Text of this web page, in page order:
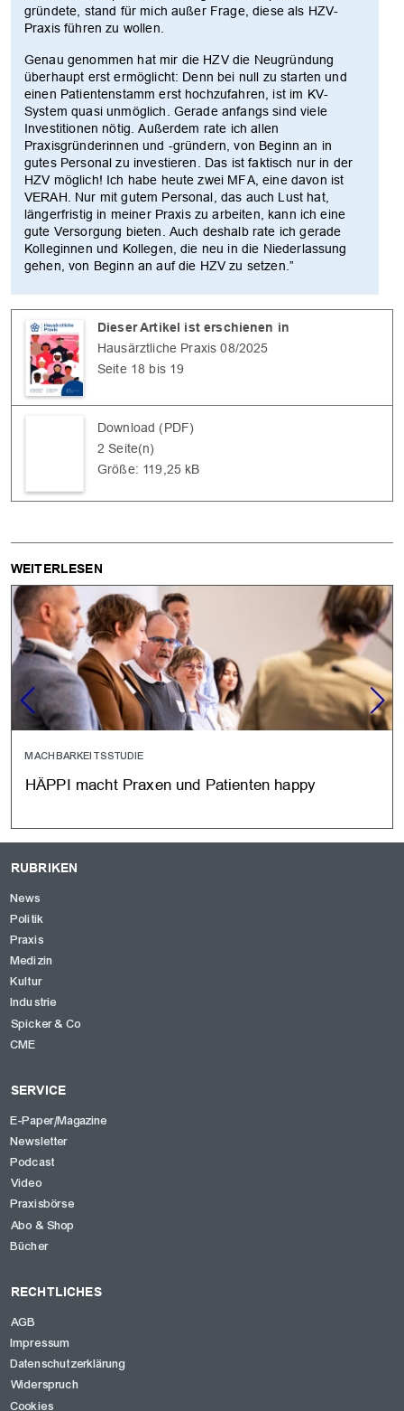
gründete, stand für mich außer Frage, diese als HZV-
Praxis führen zu wollen.
Genau genommen hat mir die HZV die Neugründung
überhaupt erst ermöglicht: Denn bei null zu starten und
einen Patientenstamm erst hochzufahren, ist im KV-
System quasi unmöglich. Gerade anfangs sind viele
Investitionen nötig. Außerdem rate ich allen
Praxisgründerinnen und -gründern, von Beginn an in
gutes Personal zu investieren. Das ist faktisch nur in der
HZV möglich! Ich habe heute zwei MFA, eine davon ist
VERAH. Nur mit gutem Personal, das auch Lust hat,
längerfristig in meiner Praxis zu arbeiten, kann ich eine
gute Versorgung bieten. Auch deshalb rate ich gerade
Kolleginnen und Kollegen, die neu in die Niederlassung
gehen, von Beginn an auf die HZV zu setzen.”
Dieser Artikel ist erschienen in
Hausärztliche Praxis 08/2025
Seite 18 bis 19
Download (PDF)
2 Seite(n)
Größe: 119,25 kB
WEITERLESEN
MACHBARKEITSSTUDIE
HÄPPI macht Praxen und Patienten happy
RUBRIKEN
News
Politik
Praxis
Medizin
Kultur
Industrie
Spicker & Co
CME
SERVICE
E-Paper/Magazine
Newsletter
Podcast
Video
Praxisbörse
Abo & Shop
Bücher
RECHTLICHES
AGB
Impressum
Datenschutzerklärung
Widerspruch
Cookies